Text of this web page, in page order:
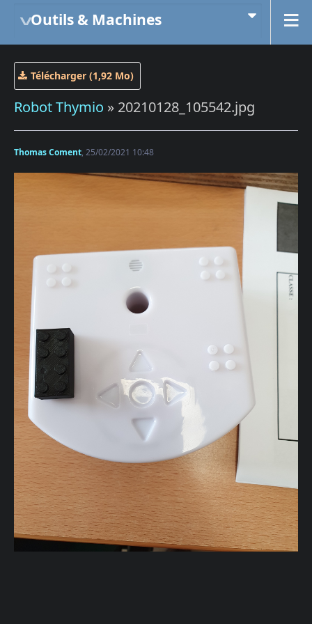
Outils & Machines
Télécharger (1,92 Mo)
Robot Thymio » 20210128_105542.jpg
Thomas Coment, 25/02/2021 10:48